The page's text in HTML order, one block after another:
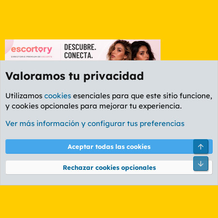
Foro Política
Cookies
PL OLDSTYLE AMARILLO
Términos y reglas Política de privacidad Ayuda
Community platform by XenForo® © 2010-2026 XenForo Ltd.
Valoramos tu privacidad
Utilizamos cookies esenciales para que este sitio funcione,
y cookies opcionales para mejorar tu experiencia.
Ver más información y configurar tus preferencias
Aceptar todas las cookies
Rechazar cookies opcionales
Pie